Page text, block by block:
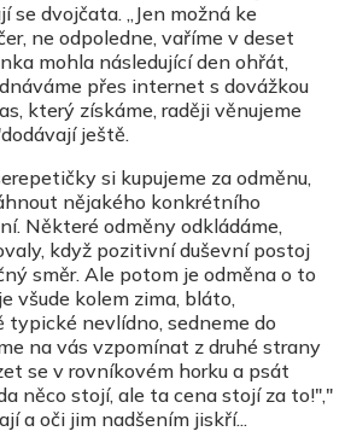
se dvojčata. „Jen možná ke
ne odpoledne, vaříme v deset
mohla následující den ohřát,
přes internet s dovážkou
který získáme, raději věnujeme
ještě.
si kupujeme za odměnu,
nějakého konkrétního
Některé odměny odkládáme,
když pozitivní duševní postoj
směr. Ale potom je odměna o to
všude kolem zima, bláto,
typické nevlídno, sedneme do
na vás vzpomínat z druhé strany
se v rovníkovém horku a psát
něco stojí, ale ta cena stojí za to!","
a oči jim nadšením jiskří...